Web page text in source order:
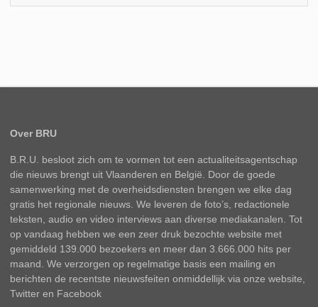
Over BRU
B.R.U. besloot zich om te vormen tot een actualiteitsagentschap
die nieuws brengt uit Vlaanderen en België. Door de goede
samenwerking met de overheidsdiensten brengen we elke dag
gratis het regionale nieuws. We leveren de foto’s, redactionele
teksten, audio en video interviews aan diverse mediakanalen. Tot
op vandaag hebben we een zeer druk bezochte website met
gemiddeld 139.000 bezoekers en meer dan 3.666.000 hits per
maand. We verzorgen op regelmatige basis een mailing en
berichten de recentste nieuwsfeiten onmiddellijk via onze website,
Twitter en Facebook